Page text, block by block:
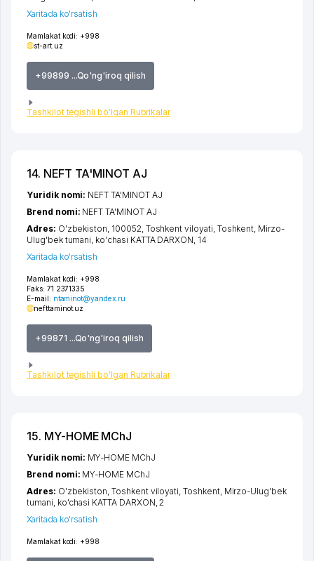
Mamlakat kodi: +998
st-art.uz
+99899 ...Qo'ng'iroq qilish
Tashkilot tegishli bo'lgan Rubrikalar
Xaritada ko'rsatish
14. NEFT TA'MINOT AJ
Mamlakat kodi: +998
Faks: 71 2371335
E-mail: ntaminot@yandex.ru
nefttaminot.uz
+99871 ...Qo'ng'iroq qilish
Tashkilot tegishli bo'lgan Rubrikalar
Yuridik nomi: NEFT TA'MINOT AJ
Brend nomi: NEFT TA'MINOT AJ
Adres: O'zbekiston, 100052, Toshkent viloyati Toshkent Mirzo-
Ulug'bek tumani ko'chasi KATTA DARXON , 14
Xaritada ko'rsatish
15. MY-HOME MChJ
Mamlakat kodi: +998
Yuridik nomi: MY-HOME MChJ
Brend nomi: MY-HOME MChJ
Adres: O'zbekiston,Toshkent viloyati,Toshkent, Mirzo-Ulug'bek
tumani, ko'chasi KATTA DARXON, 2
Xaritada ko'rsatish